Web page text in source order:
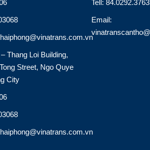
Thang Loi Building,
Street, Ngo Quye
City
Tell:
Email: